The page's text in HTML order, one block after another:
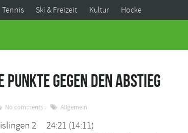
Tennis Ski & Freizeit Kultur Hocke
Punkte gegen den Abstieg
No comments Allgemein
2 24:21 (14:11)